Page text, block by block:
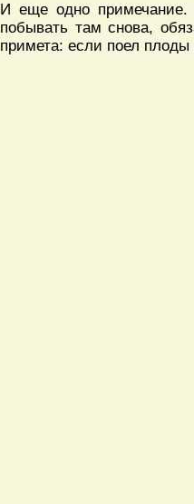
И еще одно примечание.
побывать там снова,
примета: если поел